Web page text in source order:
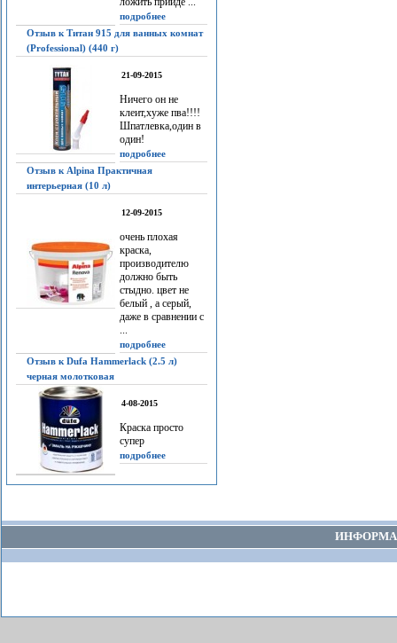
подробнее
Отзыв к Титан 915 для ванных комнат
(Professional) (440 г)
21-09-2015
Ничего он не
клеит,хуже пва!!!!
Шпатлевка,один в
один!
подробнее
Отзыв к Alpina Практичная
интерьерная (10 л)
12-09-2015
очень плохая
краска,
производителю
должно быть
стыдно. цвет не
белый , а серый,
даже в сравнении с
...
подробнее
Отзыв к Dufa Hammerlack (2.5 л)
черная молотковая
4-08-2015
Краска просто
супер
подробнее